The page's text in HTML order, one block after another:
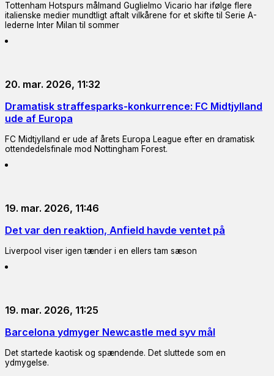
Tottenham Hotspurs målmand Guglielmo Vicario har ifølge flere
italienske medier mundtligt aftalt vilkårene for et skifte til Serie A-
lederne Inter Milan til sommer
20. mar. 2026, 11:32
Dramatisk straffesparks-konkurrence: FC Midtjylland
ude af Europa
FC Midtjylland er ude af årets Europa League efter en dramatisk
ottendedelsfinale mod Nottingham Forest.
19. mar. 2026, 11:46
Det var den reaktion, Anfield havde ventet på
Liverpool viser igen tænder i en ellers tam sæson
19. mar. 2026, 11:25
Barcelona ydmyger Newcastle med syv mål
Det startede kaotisk og spændende. Det sluttede som en
ydmygelse.